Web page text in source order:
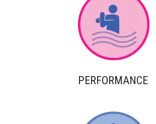
PERFORMANCE